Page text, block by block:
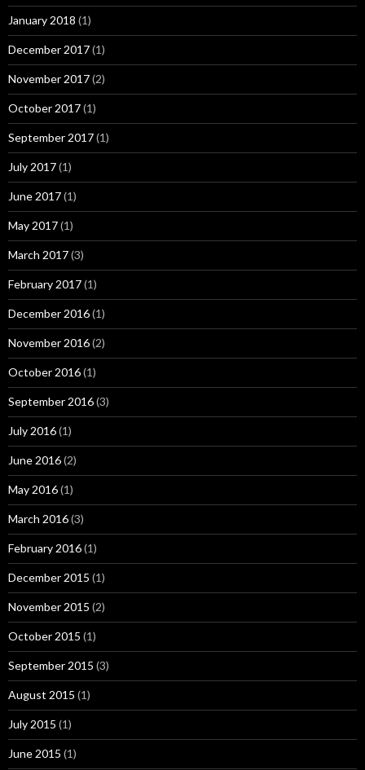
January 2018 (1)
December 2017(1)
November 2017(2)
October 2017(1)
September 2017(1)
July 2017(1)
June 2017(1)
May 2017(1)
March 2017(3)
February 2017(1)
December 2016(1)
November 2016(2)
October 2016(1)
September 2016(3)
July 2016(1)
June 2016(2)
May 2016(1)
March 2016(3)
February 2016(1)
December 2015 (1)
November 2015 (2)
October 2015 (1)
September 2015 (3)
August 2015 (1)
July 2015 (1)
June 2015 (1)